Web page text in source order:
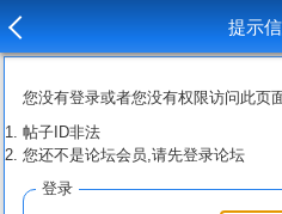
提示
您没有登录或者您没有权限访问此页
帖子ID非法
您还不是论坛会员,请先登录论坛
登录